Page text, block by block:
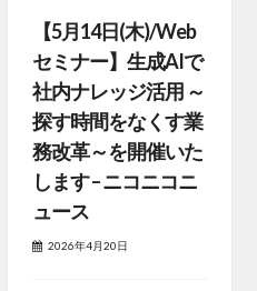
【5月14日(木)/Web
セミナー】生成AIで
社内ナレッジ活用 ～
探す時間をなくす業
務改革～を開催いた
します – ニコニコニ
ュース
2026年4月20日